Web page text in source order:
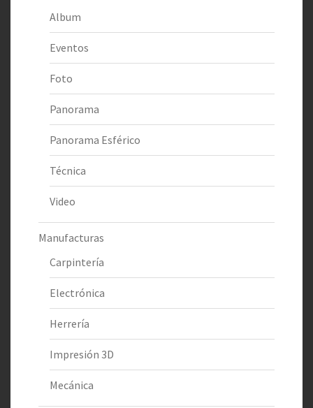
Album
Eventos
Foto
Panorama
Panorama Esférico
Técnica
Video
Manufacturas
Carpintería
Electrónica
Herrería
Impresión 3D
Mecánica